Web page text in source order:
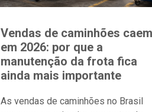
Vendas de caminhões caem
em 2026: por que a
manutenção da frota fica
ainda mais importante
As vendas de caminhões no Brasil